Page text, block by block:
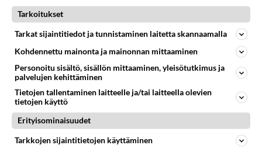
fbclid=IwAR1LGQEWXB_82fTrTAWQdO7zOwUrq9gisiv
y_KMImuNeLBpCF...
20.11.2020 23:54 2 133 0
Haapa puu.
Haapapuun hinta Virossa, paperipuu 35€ tukki 43€,
https://www.metsauhistu.ee/wp-
content/uploads/2019/05/Puiduhinnad_keva...
Tarkoitukset
Tarkat sijaintitiedot ja tunnistaminen laitetta skannaamalla
Kohdennettu mainonta ja mainonnan mittaaminen
Personoitu sisältö, sisällön mittaaminen, yleisötutkimus ja
palvelujen kehittäminen
Tietojen tallentaminen laitteelle ja/tai laitteella olevien
tietojen käyttö
Erityisominaisuudet
Tarkkojen sijaintitietojen käyttäminen